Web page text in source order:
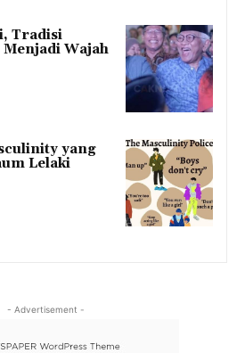
Tradisi
Wajah
yang
Lelaki
- Advertisement -